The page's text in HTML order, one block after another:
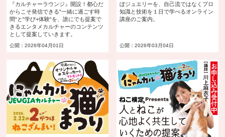
『カルチャーラウンジ』開設！都心だ
からこそ発信できる“一緒に過ごす時
間“と“学び+体験“を、誰にでも提案で
きるエンタメカルチャーのコンテンツ
として提案していきます。
公開：2026年04月01日
ぼジュエリーを、自己流ではなくプロ
知識と技術を１日で学べるオンライン
講座のご案内。
公開：2026年03月04日